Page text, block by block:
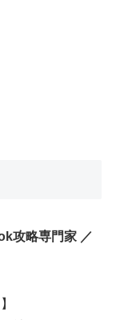
攻略専門家 ／